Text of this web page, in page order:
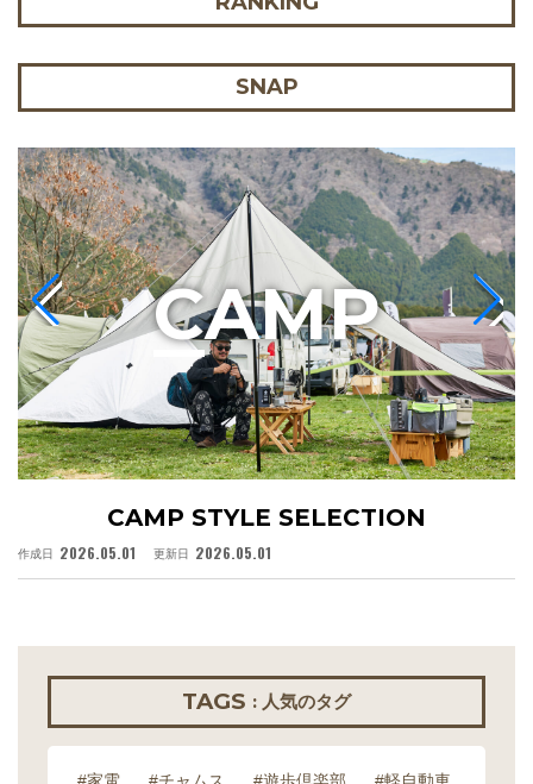
SNAP
CAMP STYLE SELECTION
作成日 2026.05.01 更新日 2026.05.01
CAMP
TAGS : 人気のタグ
#家電 #チャムス #遊歩倶楽部 #軽自動車